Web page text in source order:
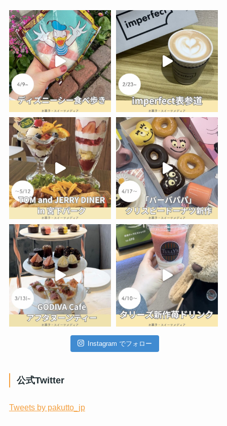
Instagram でフォロー
公式Twitter
Tweets by pakutto_jp